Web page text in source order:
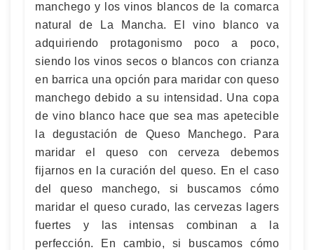
manchego y los vinos blancos de la comarca
natural de La Mancha. El vino blanco va
adquiriendo protagonismo poco a poco,
siendo los vinos secos o blancos con crianza
en barrica una opción para maridar con queso
manchego debido a su intensidad. Una copa
de vino blanco hace que sea mas apetecible
la degustación de Queso Manchego. Para
maridar el queso con cerveza debemos
fijarnos en la curación del queso. En el caso
del queso manchego, si buscamos cómo
maridar el queso curado, las cervezas lagers
fuertes y las intensas combinan a la
perfección. En cambio, si buscamos cómo